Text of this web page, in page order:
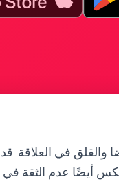
في العلاقة. قد
أيضًا عدم الثقة في